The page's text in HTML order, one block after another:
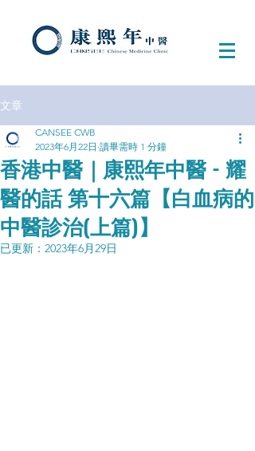
文章
香港中醫｜康熙年中醫 - 耀
醫的話 第十六篇【白血病的
中醫診治(上篇)】
CANSEE CWB
2023年6月22日 讀畢需時 1 分鐘
已更新： 2023年6月29日